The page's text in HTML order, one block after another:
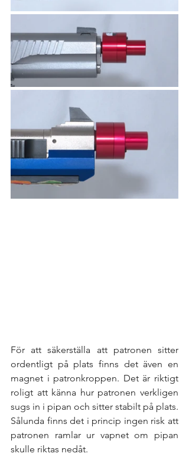
För att säkerställa att patronen sitter
ordentligt på plats finns det även en
magnet i patronkroppen. Det är riktigt
roligt att känna hur patronen verkligen
sugs in i pipan och sitter stabilt på plats.
Sålunda finns det i princip ingen risk att
patronen ramlar ur vapnet om pipan
skulle riktas nedåt.